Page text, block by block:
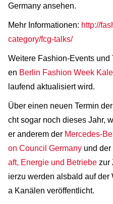
Germany ansehen.
Mehr Informationen: http://
category/fcg-talks/
Weitere Fashion-Events und
en Berlin Fashion Week
laufend aktualisiert wird.
Über einen neuen Termin
cht sogar noch dieses Jahr,
er anderem der Mercedes-
on Council Germany und der
aft, Energie und Betriebe zur
ierzu werden alsbald auf
a Kanälen veröffentlicht.